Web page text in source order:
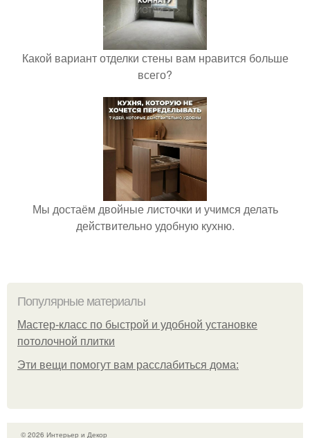
Какой вариант отделки стены вам нравится больше
всего?
Мы достаём двойные листочки и учимся делать
действительно удобную кухню.
Популярные материалы
Мастер-класс по быстрой и удобной установке
потолочной плитки
Эти вещи помогут вам расслабиться дома:
© 2026 Интерьер и Декор